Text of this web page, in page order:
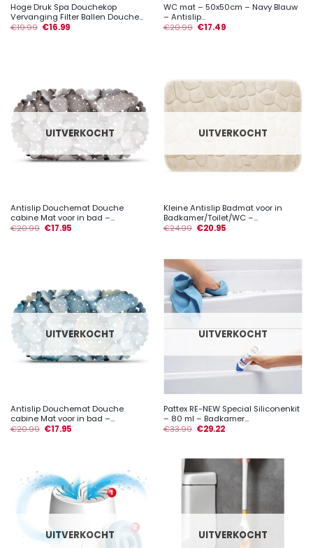
Hoge Druk Spa Douchekop
Vervanging Filter Ballen Douche...
€19.99 €16.99
WC mat – 50x50cm – Navy Blauw
– Antislip...
€20.99 €17.49
UITVERKOCHT
Antislip Douchemat Douche
cabine Mat voor in bad –...
€20.99 €17.95
UITVERKOCHT
Kleine Antislip Badmat voor in
Badkamer/Toilet/WC –...
€24.99 €20.95
UITVERKOCHT
Antislip Douchemat Douche
cabine Mat voor in bad –...
€20.99 €17.95
UITVERKOCHT
Pattex RE-NEW Special Siliconenkit
– 80 ml – Badkamer...
€33.99 €29.22
UITVERKOCHT UITVERKOCHT